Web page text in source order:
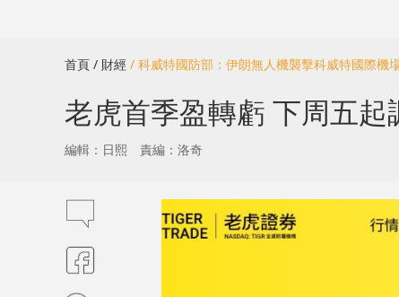
首頁 / 財經 / 科威特國防部：伊朗無人機襲擊科威特國際機
老虎首季盈轉虧 下周五
編輯：日熙 責編：洛奇